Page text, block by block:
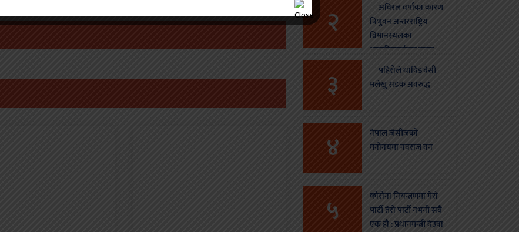
२
अविरल वर्षाका कारण
त्रिभुवन अन्तरराष्ट्रिय
विमानस्थलका
आन्तरिकतर्फका उडान
स्थगन
३
पहिरोले धादिङबेसी
मलेखु सडक अवरुद्ध
४
नेपाल जेसीजको
मनोनयमा नवराज वन
५
कोरोना नियन्त्रणमा मेरो
पार्टी तेरो पार्टी नभनी सबै
एक हौं : प्रधानमन्त्री देउवा